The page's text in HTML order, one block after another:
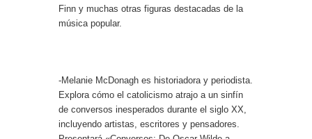
Finn y muchas otras figuras destacadas de la
música popular.
-Melanie McDonagh es historiadora y periodista.
Explora cómo el catolicismo atrajo a un sinfín
de conversos inesperados durante el siglo XX,
incluyendo artistas, escritores y pensadores.